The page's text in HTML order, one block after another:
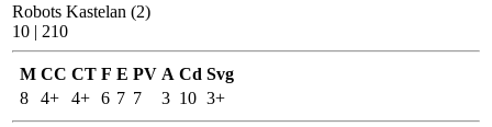
Robots Kastelan (2)
10 | 210
M CC CT F E PV A Cd Svg
8
4+ 4+ 6 7 7 3 10 3+